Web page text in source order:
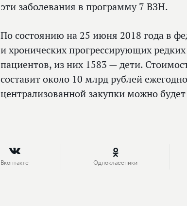
эти заболевания в программу 7 ВЗН.
По состоянию на 25 июня 2018 года в
и хронических прогрессирующих
пациентов, из них 1583 — дети.
составит около 10 млрд рублей
централизованной закупки можно
Вконтакте Одноклассники